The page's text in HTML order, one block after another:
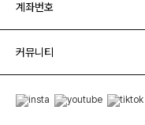
계좌번호
커뮤니티